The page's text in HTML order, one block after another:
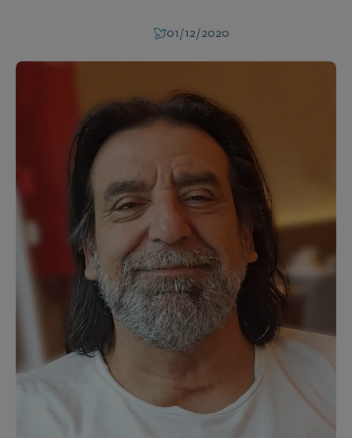
01/12/2020